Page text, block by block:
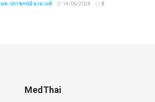
นพ. ปราชกรณ์ นามวงค์ 14/06/2024 0
MedThai